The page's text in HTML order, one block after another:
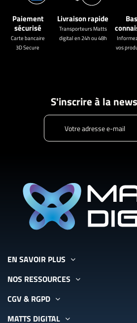
Paiement
sécurisé
Carte bancaire
3D Secure
Livraison rapide
Transporteurs Matts
digital en 24h ou 48h
vos
S'inscrire à la
EN SAVOIR PLUS
NOS RESSOURCES
CGV & RGPD
MATTS DIGITAL